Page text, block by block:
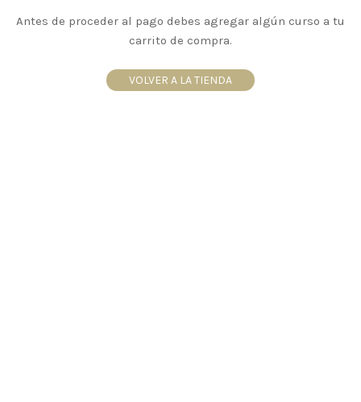
Antes de proceder al pago debes agregar algún curso a tu
carrito de compra.
VOLVER A LA TIENDA